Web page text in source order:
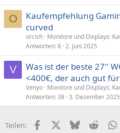
O
Kaufempfehlung
curved
orcish Monitore und Displays:
Antworten 8 2. Juni 2025
V
Was ist der beste 27''
<400€, der auch gut
Venyo Monitore und Displays:
Antworten 38 3. Dezember 2025
Teilen: FacebookX (Twitter)
BlueskyReddit